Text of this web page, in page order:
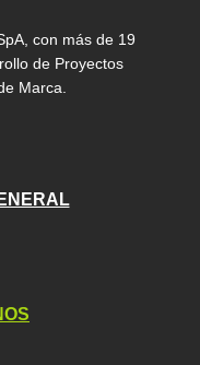
con más de 19
de Proyectos
Marca.